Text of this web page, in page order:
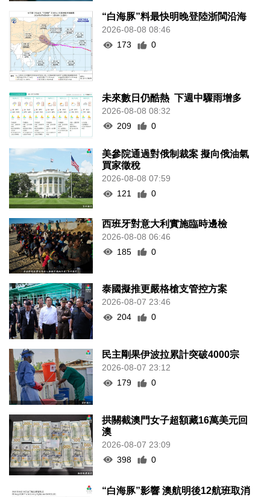
“白海豚”料最快明晚登陸浙閩沿海
2026-08-08 08:46
173
0
未來數日仍酷熱 下週中驟雨增多
2026-08-08 08:32
209
0
美參院通過對俄制裁案 擬向俄油氣
買家徵稅
2026-08-08 07:59
121
0
西班牙對意大利實施臨時邊檢
2026-08-08 06:46
185
0
泰國擬推更嚴格槍支管控方案
2026-08-07 23:46
204
0
民主剛果伊波拉累計突破4000宗
2026-08-07 23:12
179
0
拱關截澳門女子超額藏16萬美元回
澳
2026-08-07 23:09
398
0
“白海豚”影響 澳航明後12航班取消